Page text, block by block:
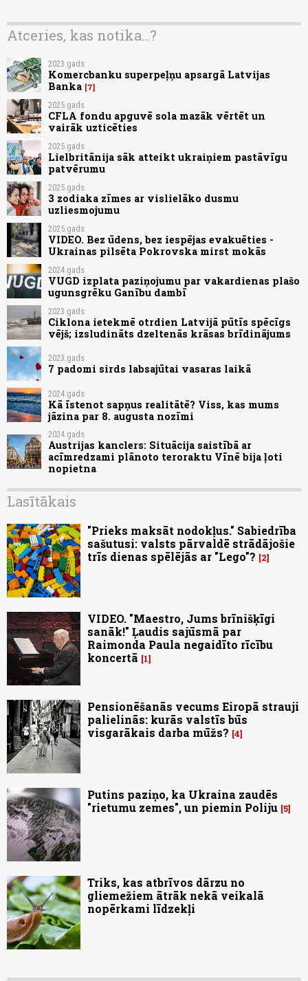
Atceries, kas notika...?
2023.gads
Komercbanku superpeļņu apsargā Latvijas
Banka 7
2025.gads
CFLA fondu apguvē sola mazāk vērtēt un
vairāk uzticēties
2025.gads
Lielbritānija sāk atteikt ukraiņiem pastāvīgu
patvērumu
2025.gads
3 zodiaka zīmes ar vislielāko dusmu
uzliesmojumu
2025.gads
VIDEO. Bez ūdens, bez iespējas evakuēties -
Ukrainas pilsēta Pokrovska mirst mokās
2024.gads
VUGD izplata paziņojumu par vakardienas plašo
ugunsgrēku Ganību dambī
2023.gads
Ciklona ietekmē otrdien Latvijā pūtīs spēcīgs
vējš; izsludināts dzeltenās krāsas brīdinājums
2023.gads
7 padomi sirds labsajūtai vasaras laikā
2024.gads
Kā īstenot sapņus realitātē? Viss, kas mums
jāzina par 8. augusta nozīmi
2024.gads
Austrijas kanclers: Situācija saistībā ar
acīmredzami plānoto teroraktu Vīnē bija ļoti
nopietna
Lasītākais
"Prieks maksāt nodokļus." Sabiedrība
sašutusi: valsts pārvaldē strādājošie
trīs dienas spēlējās ar "Lego"?
2
VIDEO. "Maestro, Jums brīnišķīgi
sanāk!" Ļaudis sajūsmā par
Raimonda Paula negaidīto rīcību
koncertā
1
Pensionēšanās vecums Eiropā strauji
palielinās: kurās valstīs būs
visgarākais darba mūžs? 4
Putins paziņo, ka Ukraina zaudēs
"rietumu zemes", un piemin Poliju 5
Triks, kas atbrīvos dārzu no
gliemežiem ātrāk nekā veikalā
nopērkami līdzekļi